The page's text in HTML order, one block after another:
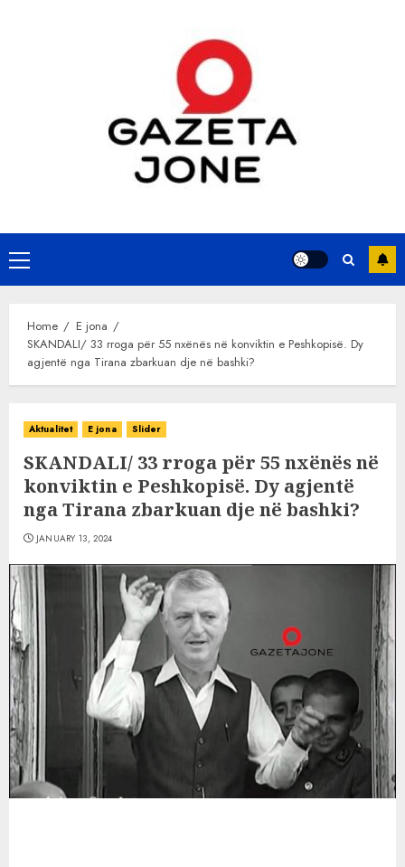
Primary
Menu
Home
E jona
SKANDALI/ 33 rroga për 55 nxënës në konviktin e Peshkopisë. Dy
agjentë nga Tirana zbarkuan dje në bashki?
Aktualitet E jona Slider
SKANDALI/ 33 rroga për 55 nxënës në
konviktin e Peshkopisë. Dy agjentë
nga Tirana zbarkuan dje në bashki?
JANUARY 13, 2024